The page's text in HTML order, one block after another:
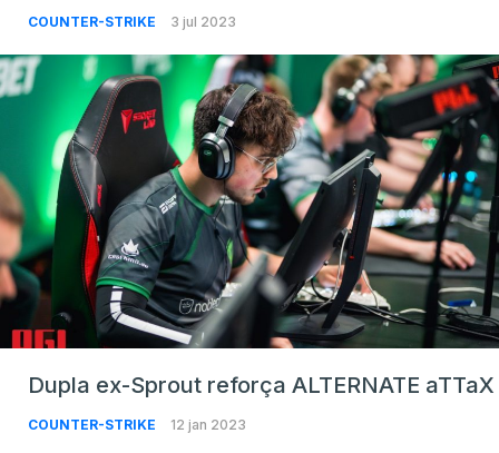
COUNTER-STRIKE 3 jul 2023
Dupla ex-Sprout reforça ALTERNATE aTTaX
COUNTER-STRIKE 12 jan 2023